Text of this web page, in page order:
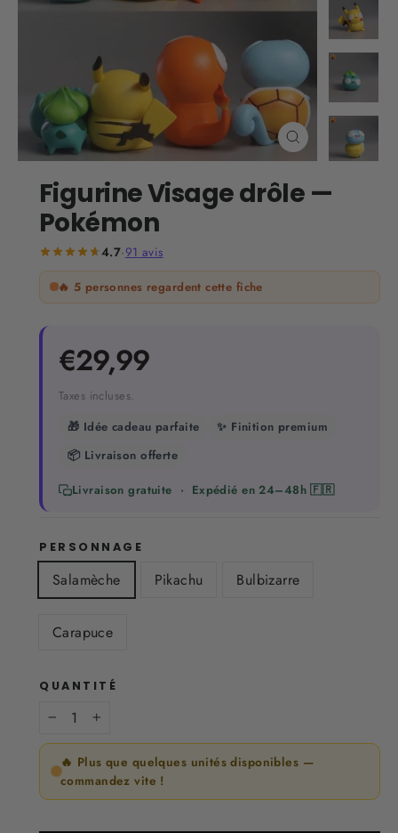
Fermer
(Esc)
Figurine Visage drôle —
Pokémon
4.7·91 avis
🔥 5 personnes regardent cette fiche
Prix
régulier
€29,99
Taxes incluses.
🎁 Idée cadeau parfaite
✨ Finition premium
📦 Livraison offerte
Livraison gratuite · Expédié en 24–48h 🇫🇷
PERSONNAGE
Salamèche Pikachu Bulbizarre
Carapuce
QUANTITÉ
🔥 Plus que quelques unités disponibles —
commandez vite !